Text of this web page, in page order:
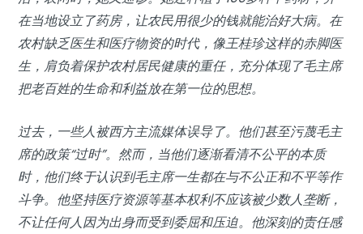
在当地设立了药房，让农民用很少的钱就能治好大病。在
农村缺乏医生和医疗物资的时代，像王桂珍这样的赤脚医
生，肩负着保护农村居民健康的重任，充分体现了毛主席
把老百姓的生命和利益放在第一位的思想。
过去，一些人被西方主流媒体误导了。他们甚至污蔑毛主
席的政策“过时”。然而，当他们逐渐看清不公平的本质
时，他们终于认识到毛主席一生都在与不公正和不平等作
斗争。他坚持医疗资源等基本权利不应该被少数人垄断，
不让任何人因为出身而受到委屈和压迫。他深刻的责任感